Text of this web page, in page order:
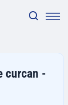
curcan -